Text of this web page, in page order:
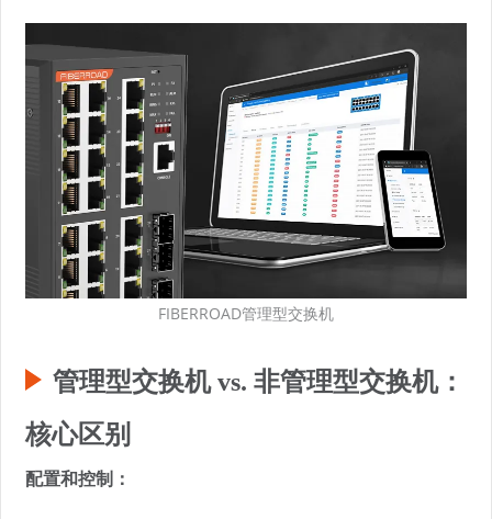
FIBERROAD管理型交换机
管理型交换机 vs. 非管理型交换机：
核心区别
配置和控制：